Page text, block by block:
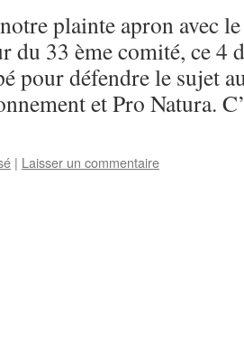
plainte apron avec
du 33 ème comité, ce 4
pour défendre le sujet
et Pro Natura.
| Laisser un commentaire